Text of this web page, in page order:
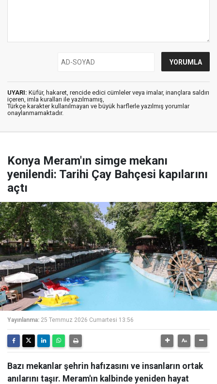
UYARI: Küfür, hakaret, rencide edici cümleler veya imalar, inançlara saldırı
içeren, imla kuralları ile yazılmamış,
Türkçe karakter kullanılmayan ve büyük harflerle yazılmış yorumlar
onaylanmamaktadır.
Konya Meram'ın simge mekanı
yenilendi: Tarihi Çay Bahçesi kapılarını
açtı
Yayınlanma: 25 Temmuz 2026 Cumartesi 13:56
Bazı mekanlar şehrin hafızasını ve insanların ortak
anılarını taşır. Meram'ın kalbinde yeniden hayat